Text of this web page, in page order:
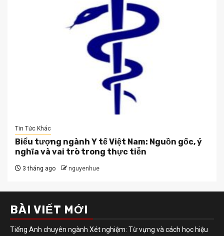
Tin Tức Khác
Biểu tượng ngành Y tế Việt Nam: Nguồn gốc, ý
nghĩa và vai trò trong thực tiễn
3 tháng ago nguyenhue
BÀI VIẾT MỚI
Tiếng Anh chuyên ngành Xét nghiệm: Từ vựng và cách học hiệu